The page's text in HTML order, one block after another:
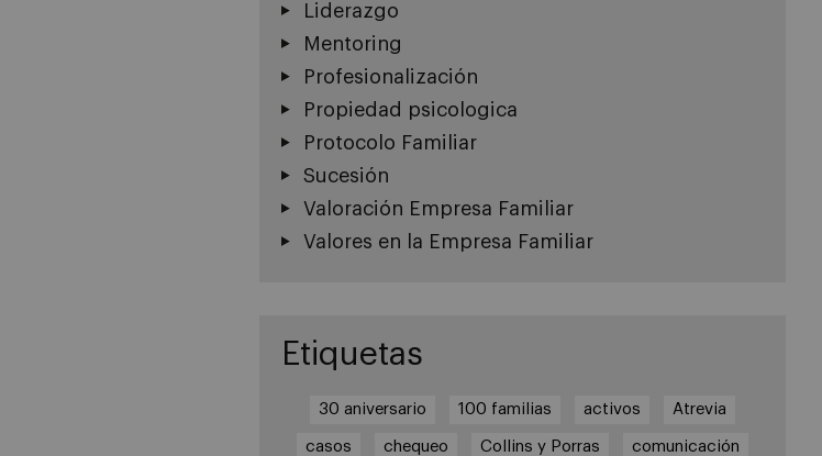
Liderazgo
Mentoring
Profesionalización
Propiedad psicologica
Protocolo Familiar
Sucesión
Valoración Empresa Familiar
Valores en la Empresa Familiar
Etiquetas
30 aniversario 100 familias activos Atrevia
casos chequeo Collins y Porras comunicación